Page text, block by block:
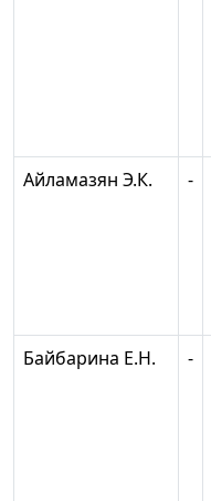
Айламазян Э.К.
-
Байбарина Е.Н.
-